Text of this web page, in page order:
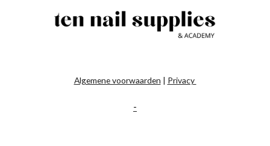
Algemene voorwaarden | Privacy
-